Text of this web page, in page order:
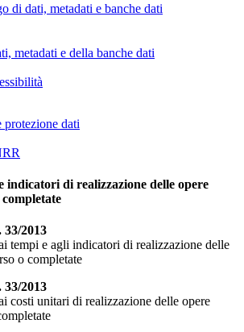
di dati, metadati e banche dati
metadati e della banche dati
protezione dati
indicatori di realizzazione delle opere
33/2013
tempi e agli indicatori di realizzazione delle
o completate
33/2013
costi unitari di realizzazione delle opere